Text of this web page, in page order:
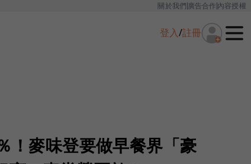
關於我們廣告合作內容授權
登入/註冊
！麥味登要做早餐界「豪